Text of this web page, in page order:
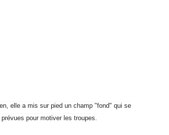
elle a mis sur pied un champ "fond" qui se
pour motiver les troupes.